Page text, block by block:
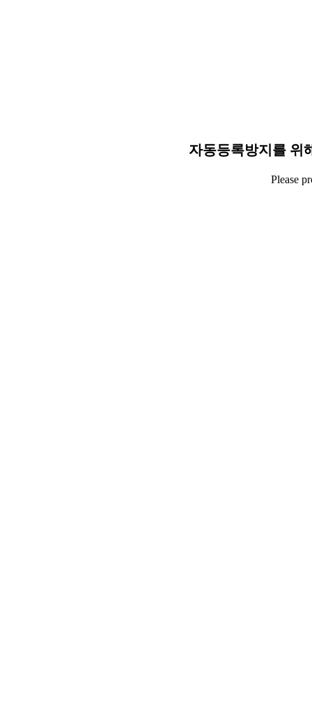
자동등록방지를 위
Please